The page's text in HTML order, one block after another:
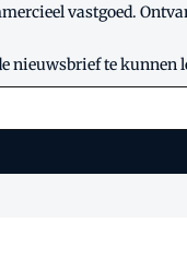
vastgoed.
nieuwsbrief te kunnen